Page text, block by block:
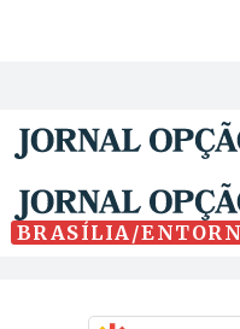
BRASÍLIA/